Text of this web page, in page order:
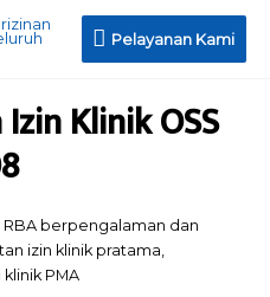
Pelayanan
Pelayanan Kami
Klinik OSS
RBA berpengalaman dan
izin klinik pratama,
PMA